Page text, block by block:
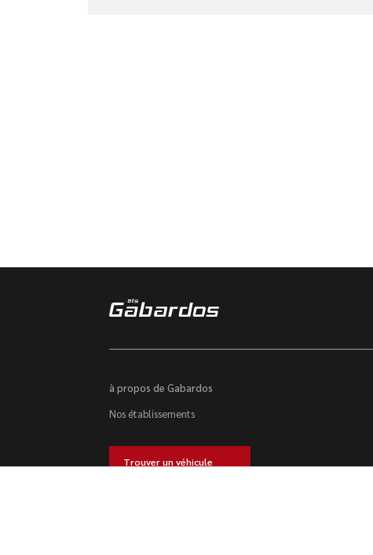
à propos de Gabardos
Nos établissements
Trouver un véhicule